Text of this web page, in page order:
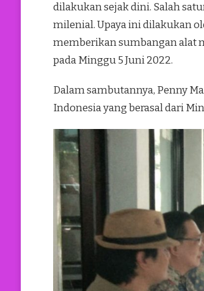
dilakukan sejak dini. Salah
milenial. Upaya ini dilakukan
memberikan sumbangan alat
pada Minggu 5 Juni 2022.
Dalam sambutannya, Penny
Indonesia yang berasal dari